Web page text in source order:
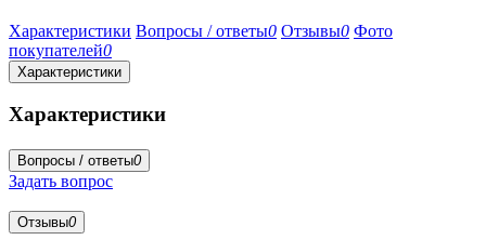
Характеристики Вопросы / ответы0 Отзывы0 Фото
покупателей0
Характеристики
Характеристики
Вопросы / ответы0
Задать вопрос
Отзывы0